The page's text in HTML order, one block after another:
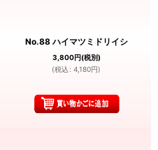
No.88 ハイマツミドリイシ
3,800円(税別)
(税込 : 4,180円)